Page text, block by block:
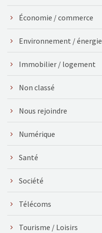
Économie / commerce
Environnement / énergie
Immobilier / logement
Non classé
Nous rejoindre
Numérique
Santé
Société
Télécoms
Tourisme / Loisirs